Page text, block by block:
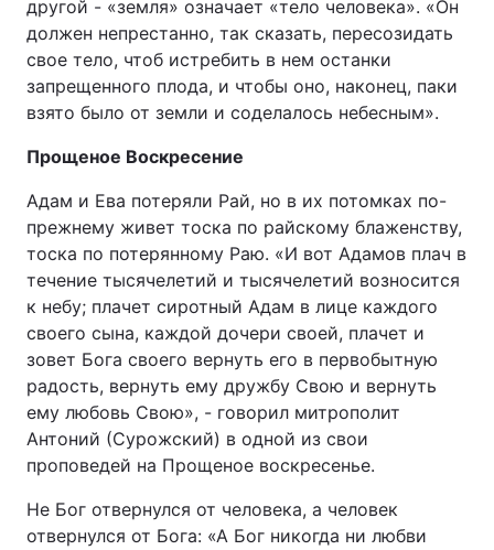
другой - «земля» означает «тело человека». «Он
должен непрестанно, так сказать, пересозидать
свое тело, чтоб истребить в нем останки
запрещенного плода, и чтобы оно, наконец, паки
взято было от земли и соделалось небесным».
Прощеное Воскресение
Адам и Ева потеряли Рай, но в их потомках по-
прежнему живет тоска по райскому блаженству,
тоска по потерянному Раю. «И вот Адамов плач в
течение тысячелетий и тысячелетий возносится
к небу; плачет сиротный Адам в лице каждого
своего сына, каждой дочери своей, плачет и
зовет Бога своего вернуть его в первобытную
радость, вернуть ему дружбу Свою и вернуть
ему любовь Свою», - говорил митрополит
Антоний (Сурожский) в одной из свои
проповедей на Прощеное воскресенье.
Не Бог отвернулся от человека, а человек
отвернулся от Бога: «А Бог никогда ни любви